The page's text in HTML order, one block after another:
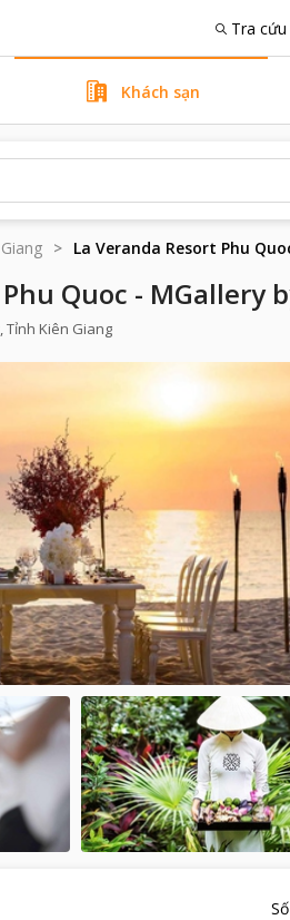
Tra
Khách sạn
La Veranda Resort Phu
Quoc - MGallery
Tỉnh Kiên Giang